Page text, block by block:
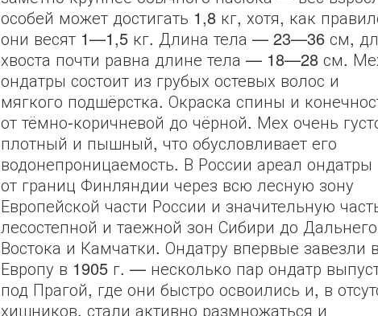
особей может достигать 1,8 кг, хотя, как
они весят 1—1,5 кг. Длина тела — 23—36 см,
хвоста почти равна длине тела — 18—28 см.
ондатры состоит из грубых остевых волос и
мягкого подшёрстка. Окраска спины и
от тёмно-коричневой до чёрной. Мех очень
плотный и пышный, что обусловливает его
водонепроницаемость. В России ареал ондатры
от границ Финляндии через всю лесную зону
Европейской части России и значительную
лесостепной и таежной зон Сибири до Дальнего
Востока и Камчатки. Ондатру впервые завезли в
Европу в 1905 г. — несколько пар ондатр
под Прагой, где они быстро освоились и, в
хищников, стали активно размножаться и